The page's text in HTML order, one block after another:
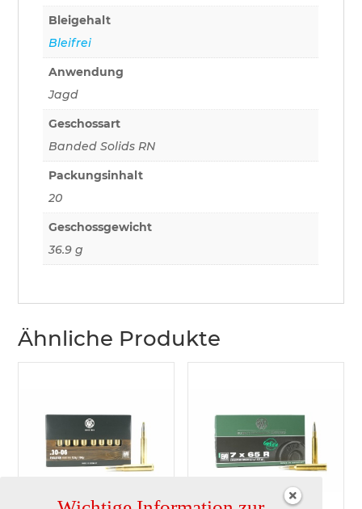
Bleigehalt
Bleifrei
Anwendung
Jagd
Geschossart
Banded Solids RN
Packungsinhalt
20
Geschossgewicht
36.9 g
Ähnliche Produkte